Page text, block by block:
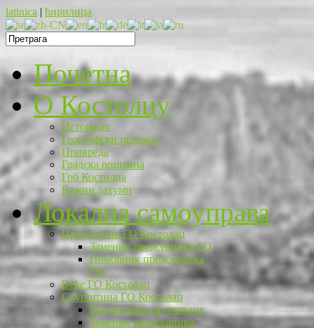
latinica | ћирилица
Почетна
O Костолцу
Историјат
Географски положај
Привреда
Градска општина
Грб Костолца
Важни датуми
Локална самоуправа
Председник ГО Костолац
Заменик председника ГО
Помоћник председника
ГО
Веће ГО Костолац
Скупштина ГО Костолац
Председник скупштине
Заменик председника